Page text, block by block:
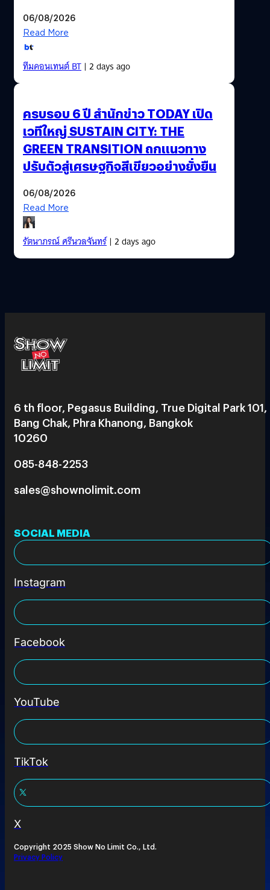
06/08/2026
Read More
ทีมคอนเทนต์ BT| 2 days ago
ครบรอบ 6 ปี สำนักข่าว TODAY เปิด
เวทีใหญ่ SUSTAIN CITY: THE
GREEN TRANSITION ถกแนวทาง
ปรับตัวสู่เศรษฐกิจสีเขียวอย่างยั่งยืน
06/08/2026
Read More
รัตนาภรณ์ ศรีนวลจันทร์| 2 days ago
6 th floor, Pegasus Building, True Digital Park 101,
Bang Chak, Phra Khanong, Bangkok
10260
085-848-2253
sales@shownolimit.com
SOCIAL MEDIA
Instagram
Facebook
YouTube
TikTok
X
Copyright 2025 Show No Limit Co., Ltd.
Privacy Policy